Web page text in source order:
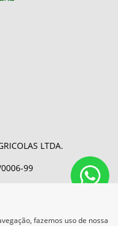
LTDA.
99
é fazemos uso de nossa